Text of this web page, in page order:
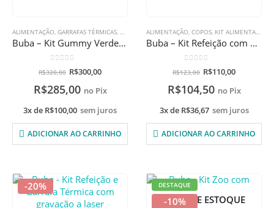
ALIMENTAÇÃO, GARRAFAS TÉRMICAS, KIT ALIMENTAÇÃO,POTES TERMICO ,PROMOÇÕES
Buba – Kit Gummy Verde com gravação a laser
R$320,00 R$300,00
R$285,00 no Pix
3x de R$100,00 sem juros
ADICIONAR AO CARRINHO
ALIMENTAÇÃO, COPOS, KIT ALIMENTAÇÃO
Buba – Kit Refeição com gravação a laser
R$123,00 R$110,00
R$104,50 no Pix
3x de R$36,67 sem juros
ADICIONAR AO CARRINHO
-20% DESTAQUE
-10%
FORA DE ESTOQUE